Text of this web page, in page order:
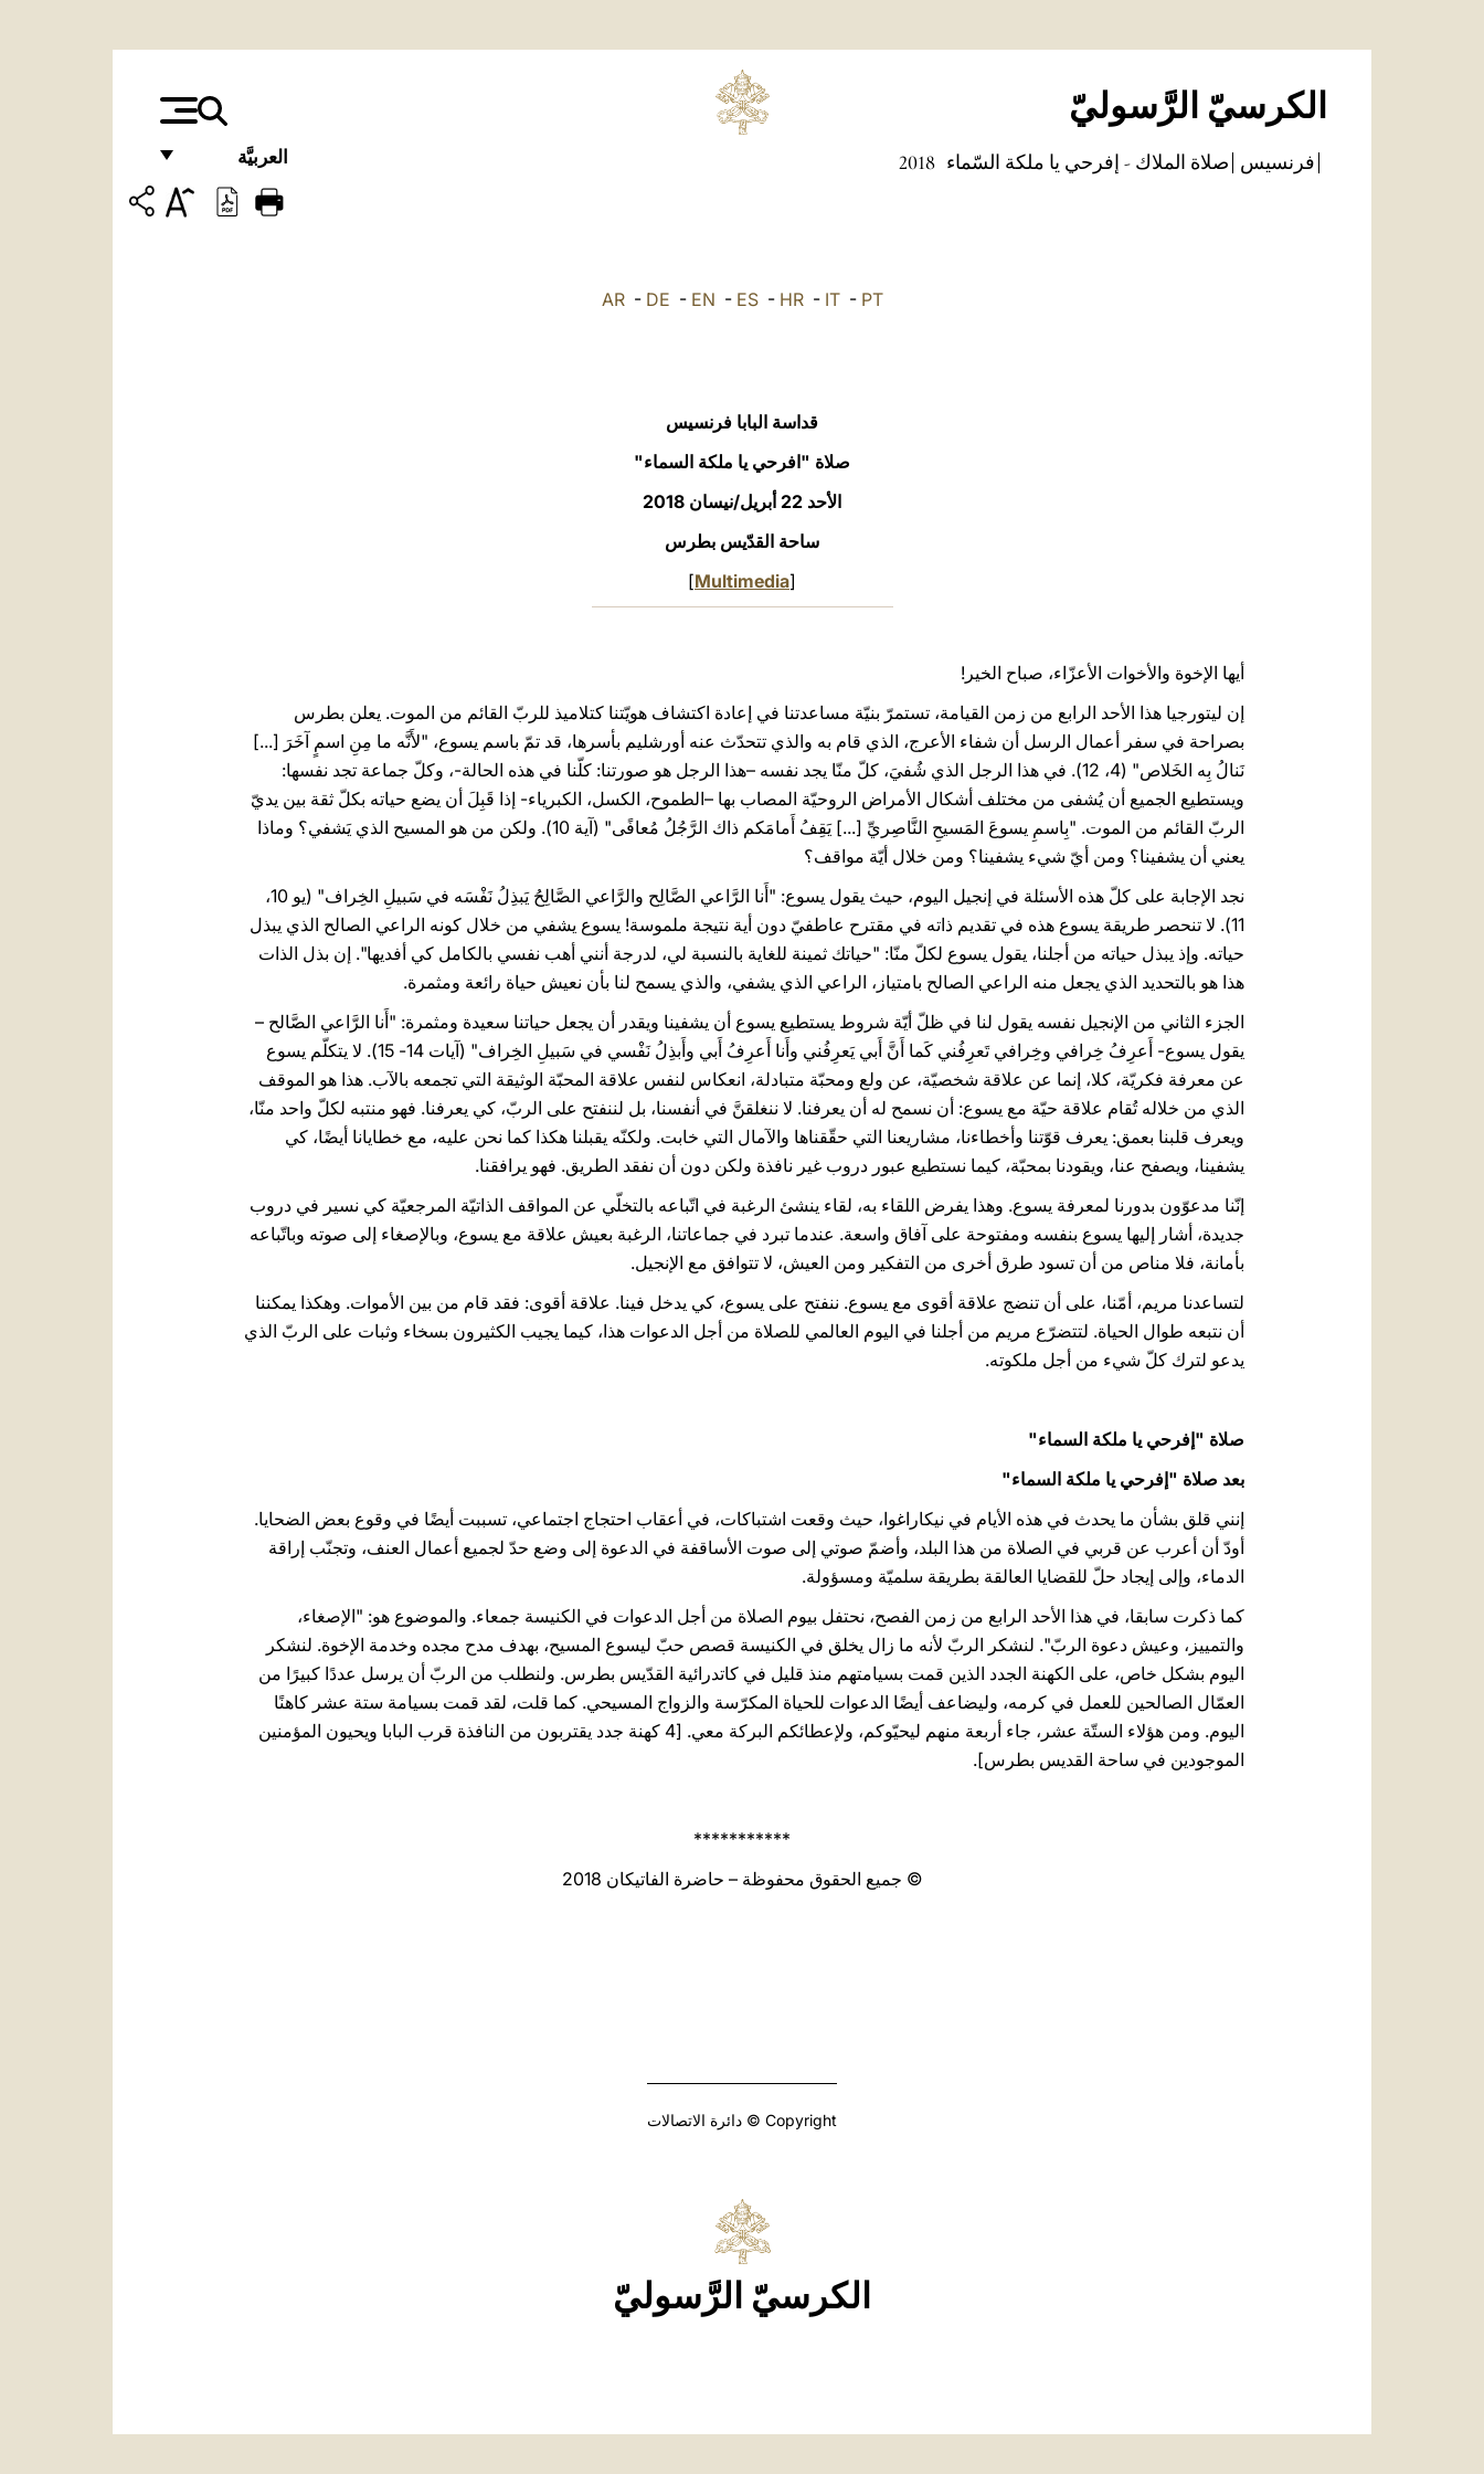
الكرسيّ الرَّسوليّ
العربيَّة
FRANÇAIS
فرنسيس صلاة الملاك - إفرحي يا ملكة السّماء 2018
AR- DE - EN - ES- HR- IT- PT
قداسة البابا فرنسيس
صلاة "افرحي يا ملكة السماء"
الأحد 22 أبريل/نيسان 2018
ساحة القدّيس بطرس
[
Multimedia
]
أيها الإخوة والأخوات الأعزّاء، صباح الخير!
إن ليتورجيا هذا الأحد الرابع من زمن القيامة، تستمرّ بنيّة مساعدتنا في إعادة اكتشاف هويّتنا كتلاميذ للربّ القائم من الموت. يعلن بطرس
بصراحة في سفر أعمال الرسل أن شفاء الأعرج، الذي قام به والذي تتحدّث عنه أورشليم بأسرها، قد تمّ باسم يسوع، "لأَنَّه ما مِنِ اسمٍ آخَرَ [...]
نَنالُ بِه الخَلاص" (4، 12). في هذا الرجل الذي شُفيَ، كلّ منّا يجد نفسه –هذا الرجل هو صورتنا: كلّنا في هذه الحالة-، وكلّ جماعة تجد نفسها:
ويستطيع الجميع أن يُشفى من مختلف أشكال الأمراض الروحيّة المصاب بها –الطموح، الكسل، الكبرياء- إذا قَبِلَ أن يضع حياته بكلّ ثقة بين يديّ
الربّ القائم من الموت. "بِاسمِ يسوعَ المَسيحِ النَّاصِريِّ [...] يَقِفُ أَمامَكم ذاك الرَّجُلُ مُعافًى" (آية 10). ولكن من هو المسيح الذي يَشفي؟ وماذا
يعني أن يشفينا؟ ومن أيّ شيء يشفينا؟ ومن خلال أيّة مواقف؟
نجد الإجابة على كلّ هذه الأسئلة في إنجيل اليوم، حيث يقول يسوع: "أَنا الرَّاعي الصَّالِح والرَّاعي الصَّالِحُ يَبذِلُ نَفْسَه في سَبيلِ الخِراف" (يو 10،
11). لا تنحصر طريقة يسوع هذه في تقديم ذاته في مقترح عاطفيّ دون أية نتيجة ملموسة! يسوع يشفي من خلال كونه الراعي الصالح الذي يبذل
حياته. وإذ يبذل حياته من أجلنا، يقول يسوع لكلّ منّا: "حياتك ثمينة للغاية بالنسبة لي، لدرجة أنني أهب نفسي بالكامل كي أفديها". إن بذل الذات
هذا هو بالتحديد الذي يجعل منه الراعي الصالح بامتياز، الراعي الذي يشفي، والذي يسمح لنا بأن نعيش حياة رائعة ومثمرة.
الجزء الثاني من الإنجيل نفسه يقول لنا في ظلّ أيّة شروط يستطيع يسوع أن يشفينا ويقدر أن يجعل حياتنا سعيدة ومثمرة: "أَنا الرَّاعي الصَّالح –
يقول يسوع- أَعرِفُ خِرافي وخِرافي تَعرِفُني كَما أَنَّ أَبي يَعرِفُني وأَنا أَعرِفُ أَبي وأَبذِلُ نَفْسي في سَبيلِ الخِراف" (آيات 14- 15). لا يتكلّم يسوع
عن معرفة فكريّة، كلا، إنما عن علاقة شخصيّة، عن ولع ومحبّة متبادلة، انعكاس لنفس علاقة المحبّة الوثيقة التي تجمعه بالآب. هذا هو الموقف
الذي من خلاله تُقام علاقة حيّة مع يسوع: أن نسمح له أن يعرفنا. لا ننغلقنَّ في أنفسنا، بل لننفتح على الربّ، كي يعرفنا. فهو منتبه لكلّ واحد منّا،
ويعرف قلبنا بعمق: يعرف قوّتنا وأخطاءنا، مشاريعنا التي حقّقناها والآمال التي خابت. ولكنّه يقبلنا هكذا كما نحن عليه، مع خطايانا أيضًا، كي
يشفينا، ويصفح عنا، ويقودنا بمحبّة، كيما نستطيع عبور دروب غير نافذة ولكن دون أن نفقد الطريق. فهو يرافقنا.
إنّنا مدعوّون بدورنا لمعرفة يسوع. وهذا يفرض اللقاء به، لقاء ينشئ الرغبة في اتّباعه بالتخلّي عن المواقف الذاتيّة المرجعيّة كي نسير في دروب
جديدة، أشار إليها يسوع بنفسه ومفتوحة على آفاق واسعة. عندما تبرد في جماعاتنا، الرغبة بعيش علاقة مع يسوع، وبالإصغاء إلى صوته وباتّباعه
بأمانة، فلا مناص من أن تسود طرق أخرى من التفكير ومن العيش، لا تتوافق مع الإنجيل.
لتساعدنا مريم، أمّنا، على أن تنضج علاقة أقوى مع يسوع. ننفتح على يسوع، كي يدخل فينا. علاقة أقوى: فقد قام من بين الأموات. وهكذا يمكننا
أن نتبعه طوال الحياة. لتتضرّع مريم من أجلنا في اليوم العالمي للصلاة من أجل الدعوات هذا، كيما يجيب الكثيرون بسخاء وثبات على الربّ الذي
يدعو لترك كلّ شيء من أجل ملكوته.
صلاة "إفرحي يا ملكة السماء"
بعد صلاة "إفرحي يا ملكة السماء"
إنني قلق بشأن ما يحدث في هذه الأيام في نيكاراغوا، حيث وقعت اشتباكات، في أعقاب احتجاج اجتماعي، تسببت أيضًا في وقوع بعض الضحايا.
أودّ أن أعرب عن قربي في الصلاة من هذا البلد، وأضمّ صوتي إلى صوت الأساقفة في الدعوة إلى وضع حدّ لجميع أعمال العنف، وتجنّب إراقة
الدماء، وإلى إيجاد حلّ للقضايا العالقة بطريقة سلميّة ومسؤولة.
كما ذكرت سابقا، في هذا الأحد الرابع من زمن الفصح، نحتفل بيوم الصلاة من أجل الدعوات في الكنيسة جمعاء. والموضوع هو: "الإصغاء،
والتمييز، وعيش دعوة الربّ". لنشكر الربّ لأنه ما زال يخلق في الكنيسة قصص حبّ ليسوع المسيح، بهدف مدح مجده وخدمة الإخوة. لنشكر
اليوم بشكل خاص، على الكهنة الجدد الذين قمت بسيامتهم منذ قليل في كاتدرائية القدّيس بطرس. ولنطلب من الربّ أن يرسل عددًا كبيرًا من
العمّال الصالحين للعمل في كرمه، وليضاعف أيضًا الدعوات للحياة المكرّسة والزواج المسيحي. كما قلت، لقد قمت بسيامة ستة عشر كاهنًا
اليوم. ومن هؤلاء الستّة عشر، جاء أربعة منهم ليحيّوكم، ولإعطائكم البركة معي. [4 كهنة جدد يقتربون من النافذة قرب البابا ويحيون المؤمنين
الموجودين في ساحة القديس بطرس].
***********
© جميع الحقوق محفوظة – حاضرة الفاتيكان 2018
Copyright © دائرة الاتصالات
الكرسيّ الرَّسوليّ